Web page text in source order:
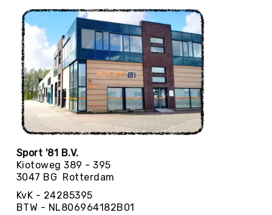
KinderYoga
Meditatiekussens
Yoga
Pakketten
Yogamat
reiniging
Zaalvoetbal
Zaalvoetballen
Zeskamp
Zwemmen
BALLEN
Sportballen
American
Sport '81 B.V.
Kiotoweg 389 - 395
3047 BG Rotterdam
KvK - 24285395
BTW - NL806964182B01